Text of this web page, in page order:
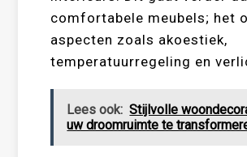
comfortabele meubels; het
aspecten zoals akoestiek,
temperatuurregeling en
Lees ook: Stijlvolle
uw droomruimte te